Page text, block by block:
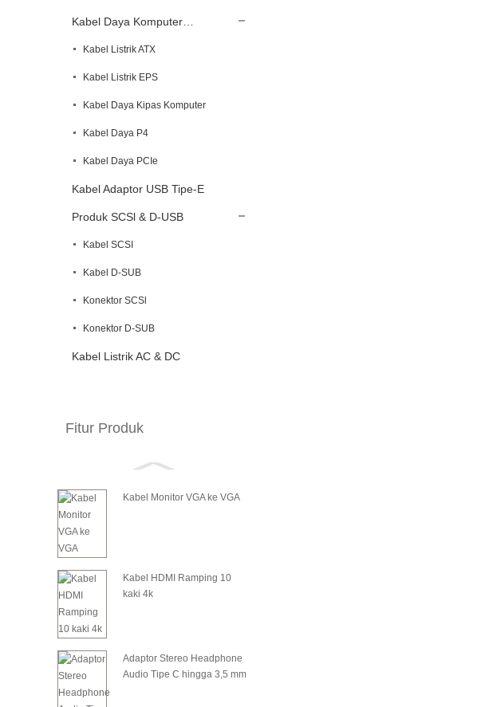
Kabel Daya Komputer…
Kabel Listrik ATX
Kabel Listrik EPS
Kabel Daya Kipas Komputer
Kabel Daya P4
Kabel Daya PCIe
Kabel Adaptor USB Tipe-E
Produk SCSl & D-USB
Kabel SCSI
Kabel D-SUB
Konektor SCSl
Konektor D-SUB
Kabel Listrik AC & DC
Fitur Produk
Kabel Monitor VGA ke VGA
Kabel HDMI Ramping 10
kaki 4k
Adaptor Stereo Headphone
Audio Tipe C hingga 3,5 mm